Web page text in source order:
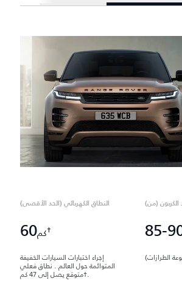
النطاق الكهربائي (الحد الأقصى)
60كم†
إجراء اختبارات السيارات الخفيفة
المتوائمة حول العالم . نطاق فعلي
متوقع يصل إلى 47 كم†.
الكربون (من)
85-